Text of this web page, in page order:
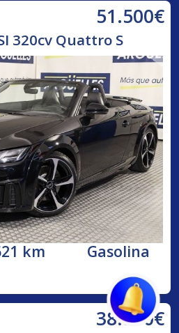
51.500€
320cv Quattro S
km Gasolina
38.500€